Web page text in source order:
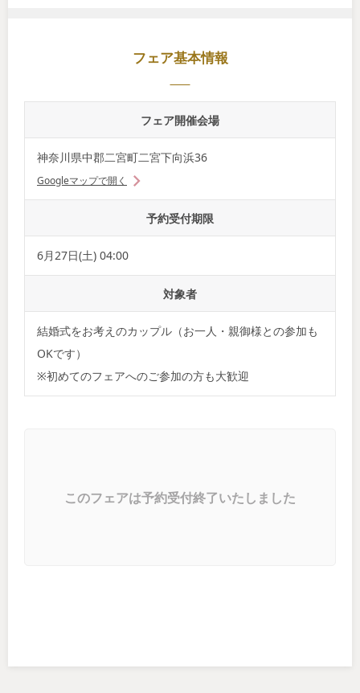
フェア基本情報
フェア開催会場
神奈川県中郡二宮町二宮下向浜36
Googleマップで開く
予約受付期限
6月27日(土) 04:00
対象者
結婚式をお考えのカップル（お一人・親御様との参加も
OKです）
※初めてのフェアへのご参加の方も大歓迎
このフェアは予約受付終了いたしました